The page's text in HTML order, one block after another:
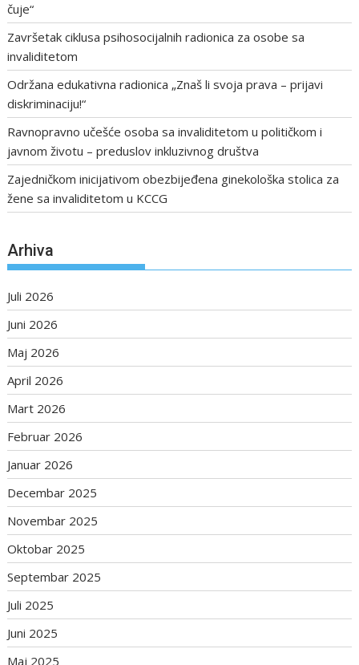
čuje“
Završetak ciklusa psihosocijalnih radionica za osobe sa
invaliditetom
Održana edukativna radionica „Znaš li svoja prava – prijavi
diskriminaciju!“
Ravnopravno učešće osoba sa invaliditetom u političkom i
javnom životu – preduslov inkluzivnog društva
Zajedničkom inicijativom obezbijeđena ginekološka stolica za
žene sa invaliditetom u KCCG
Arhiva
Juli 2026
Juni 2026
Maj 2026
April 2026
Mart 2026
Februar 2026
Januar 2026
Decembar 2025
Novembar 2025
Oktobar 2025
Septembar 2025
Juli 2025
Juni 2025
Maj 2025